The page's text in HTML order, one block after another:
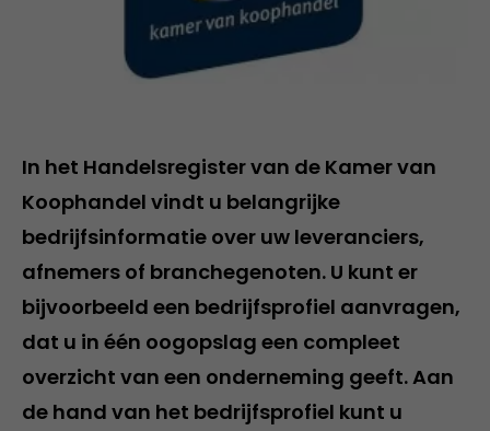
In het Handelsregister van de Kamer van
Koophandel vindt u belangrijke
bedrijfsinformatie over uw leveranciers,
afnemers of branchegenoten. U kunt er
bijvoorbeeld een bedrijfsprofiel aanvragen,
dat u in één oogopslag een compleet
overzicht van een onderneming geeft. Aan
de hand van het bedrijfsprofiel kunt u